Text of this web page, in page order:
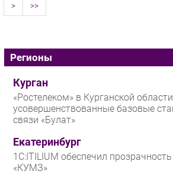
> >>
Регионы
Курган
«Ростелеком» в Курганской
усовершенствованные базовые
связи «Булат»
Екатеринбург
1С:ITILIUM обеспечил
«КУМЗ»